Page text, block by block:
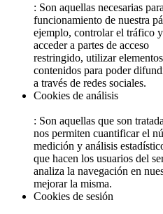
: Son aquellas necesarias
funcionamiento de nuestra
ejemplo, controlar el tráfico
acceder a partes de acceso
restringido, utilizar
contenidos para poder
a través de redes sociales.
Cookies de análisis
: Son aquellas que son
nos permiten cuantificar el
medición y análisis
que hacen los usuarios del
analiza la navegación en
mejorar la misma.
Cookies de sesión